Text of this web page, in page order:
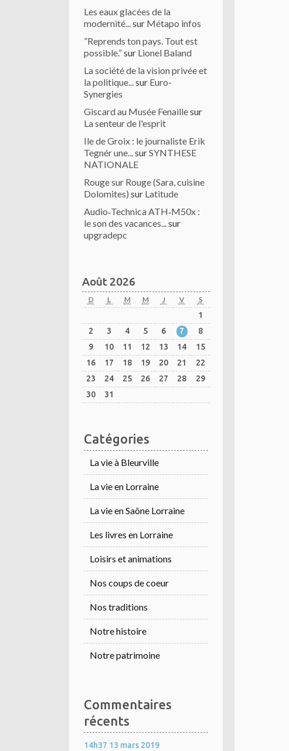
Les eaux glacées de la
modernité...sur Métapo infos
”Reprends ton pays. Tout est
possible.”sur Lionel Baland
La société de la vision privée et
la politique...sur Euro-
Synergies
Giscard au Musée Fenaillesur
La senteur de l'esprit
Ile de Groix : le journaliste Erik
Tegnér une...surSYNTHESE
NATIONALE
Rouge sur Rouge (Sara, cuisine
Dolomites) sur Latitude
Audio‑Technica ATH‑M50x :
le son des vacances...sur
upgradepc
Août 2026
D L M M J V S
1
2
3 4 5 6 7
8
9
10 11 12 13 14
15
16
17 18 19 20 21
22
23
24 25 26 27 28
29
30
31
Catégories
La vie à Bleurville
La vie en Lorraine
La vie en Saône Lorraine
Les livres en Lorraine
Loisirs et animations
Nos coups de coeur
Nos traditions
Notre histoire
Notre patrimoine
Commentaires
récents
14h37 13 mars 2019